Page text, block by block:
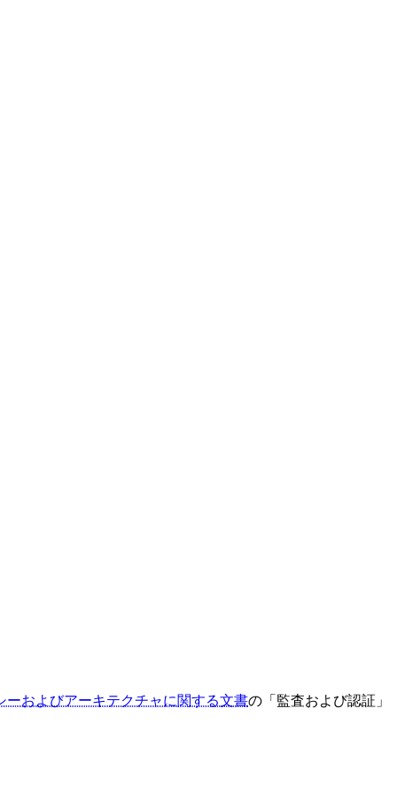
ーおよびアーキテクチャに関する文書の「監査および認証」